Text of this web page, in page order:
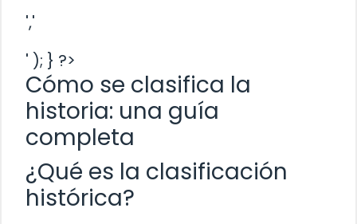
','
' ); } ?>
Cómo se clasifica la
historia: una guía
completa
¿Qué es la clasificación
histórica?